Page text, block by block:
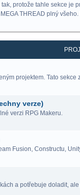
protože tahle sekce je
THREAD plný
projektem. Tato
verze)
verzi RPG Makeru.
Fusion, Constructu,
a potřebuje doladit,